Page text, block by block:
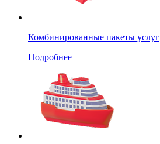
Комбинированные пакеты услуг
Подробнее